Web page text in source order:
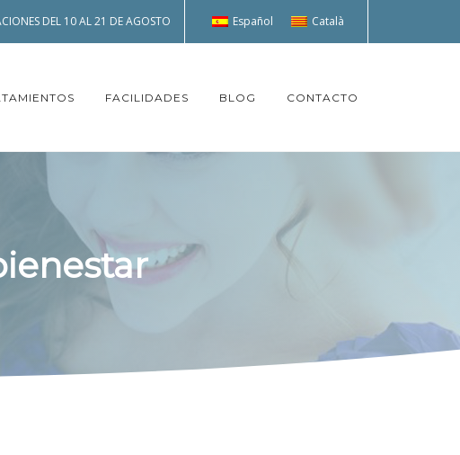
DEL 10 AL 21 DE AGOSTO Español Català
FACILIDADES BLOG CONTACTO